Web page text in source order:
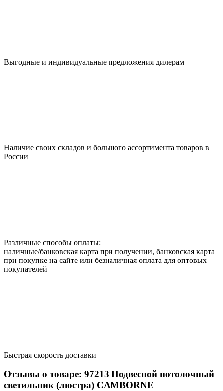
Выгодные и индивидуальные предложения дилерам
Наличие своих складов и большого ассортимента товаров в
России
Различные способы оплаты:
наличные/банковская карта при получении, банковская карта
при покупке на сайте или безналичная оплата для оптовых
покупателей
Быстрая скорость доставки
Отзывы о товаре: 97213 Подвесной потолочный
светильник (люстра) CAMBORNE